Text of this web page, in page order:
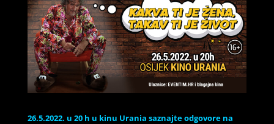
26.5.2022. u 20 h u kinu Urania saznajte odgovore na